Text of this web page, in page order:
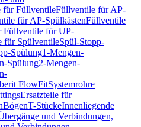
für FüllventileFüllventile für AP-
für AP-SpülkästenFüllventile
Füllventile für UP-
für SpülventileSpül-Stopp-
Spülung1-Mengen-
Spülung2-Mengen-
FlowFitSystemrohre
Ersatzteile für
BögenT-StückeInnenliegende
und Verbindungen,